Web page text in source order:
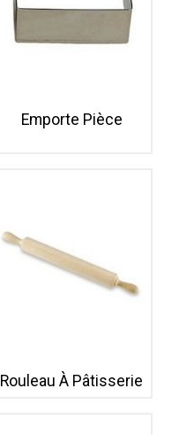
Emporte Pièce
Rouleau À Pâtisserie